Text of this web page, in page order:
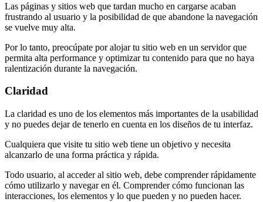
Las páginas y sitios web que tardan mucho en cargarse acaban
frustrando al usuario y la posibilidad de que abandone la navegación
se vuelve muy alta.
Por lo tanto, preocúpate por alojar tu sitio web en un servidor que
permita alta performance y optimizar tu contenido para que no haya
ralentización durante la navegación.
Claridad
La claridad es uno de los elementos más importantes de la usabilidad
y no puedes dejar de tenerlo en cuenta en los diseños de tu interfaz.
Cualquiera que visite tu sitio web tiene un objetivo y necesita
alcanzarlo de una forma práctica y rápida.
Todo usuario, al acceder al sitio web, debe comprender rápidamente
cómo utilizarlo y navegar en él. Comprender cómo funcionan las
interacciones, los elementos y lo que pueden y no pueden hacer.